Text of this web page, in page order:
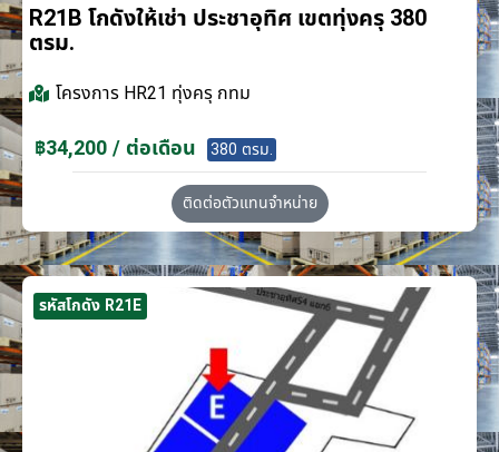
R21B โกดังให้เช่า ประชาอุทิศ เขตทุ่งครุ 380
ตรม.
โครงการ HR21 ทุ่งครุ กทม
฿34,200 / ต่อเดือน 380 ตรม.
ติดต่อตัวแทนจำหน่าย
รหัสโกดัง R21E